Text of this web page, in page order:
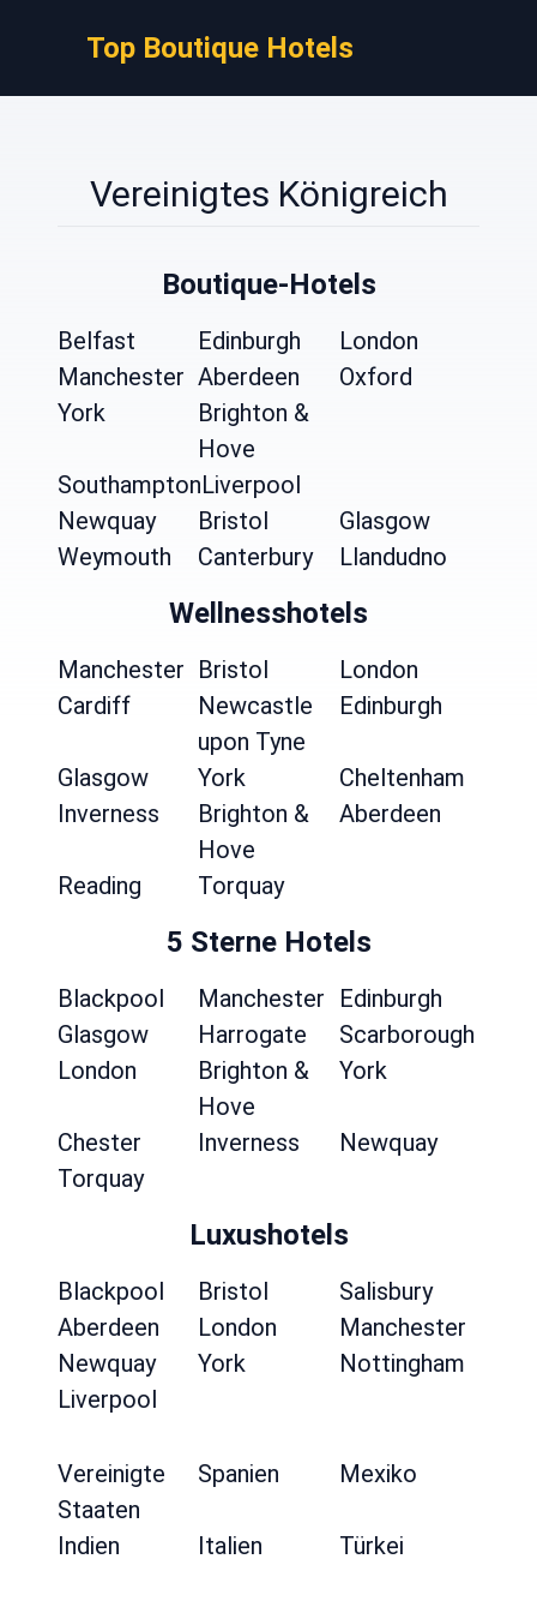
Top Boutique Hotels
Vereinigtes Königreich
Boutique-Hotels
Belfast Edinburgh
London
Manchester Aberdeen
Oxford
York
Brighton &
Hove
SouthamptonLiverpool
Newquay
Bristol
Glasgow
Weymouth
Canterbury Llandudno
Wellnesshotels
Manchester Bristol
London
Cardiff
Newcastle
upon Tyne
Edinburgh
Glasgow York
Cheltenham
Inverness
Brighton &
Hove
Aberdeen
Reading Torquay
5 Sterne Hotels
Blackpool Manchester
Edinburgh
Glasgow
Harrogate
Scarborough
London
Brighton &
Hove
York
Chester Inverness
Newquay
Torquay
Luxushotels
Blackpool Bristol
Salisbury
Aberdeen
London
Manchester
Newquay
York
Nottingham
Liverpool
Vereinigte
Staaten
Spanien Mexiko
Indien Italien Türkei